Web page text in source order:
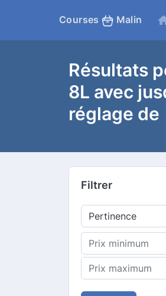
Courses Malin
Résultats
8L avec
réglage de
Filtrer